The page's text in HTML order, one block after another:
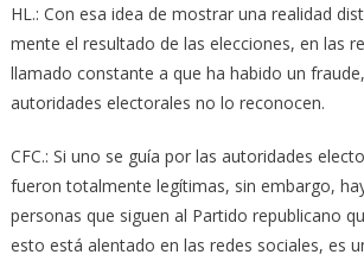
HL.: Con esa idea de mostrar una realidad
mente el resultado de las elecciones, en las
llamado constante a que ha habido un
autoridades electorales no lo reconocen.
CFC.: Si uno se guía por las autoridades
fueron totalmente legítimas, sin embargo,
personas que siguen al Partido republicano
esto está alentado en las redes sociales, es